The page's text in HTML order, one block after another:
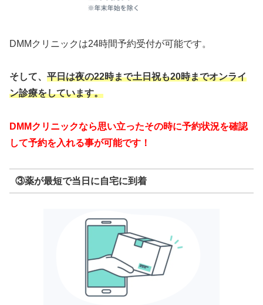
DMMクリニックは24時間予約受付が可能です。
そして、 平日は夜の22時まで土日祝も20時までオンライ
ン診療をしています。
DMMクリニックなら思い立ったその時に予約状況を確認
して予約を入れる事が可能です！
③薬が最短で当日に自宅に到着